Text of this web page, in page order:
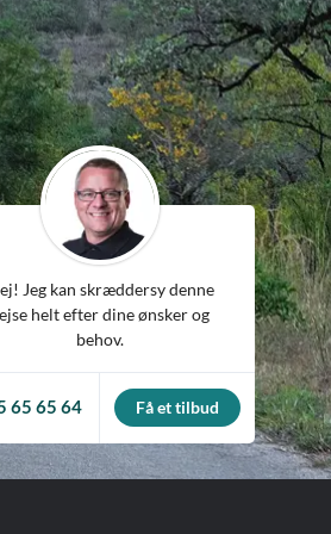
Jeg kan skræddersy denne
helt efter dine ønsker og
behov.
65 65 64 Få et tilbud